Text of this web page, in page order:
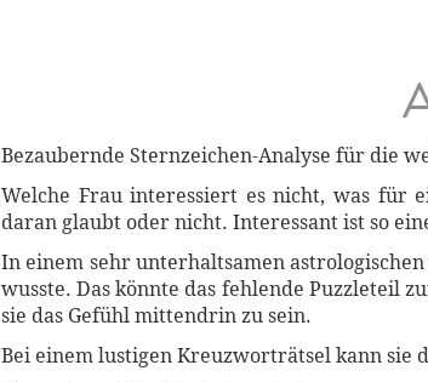
Bezaubernde Sternzeichen-Analyse für die
Welche Frau interessiert es nicht, was für
daran glaubt oder nicht. Interessant ist so
In einem sehr unterhaltsamen
wusste. Das könnte das fehlende Puzzleteil
sie das Gefühl mittendrin zu sein.
Bei einem lustigen Kreuzworträtsel kann sie